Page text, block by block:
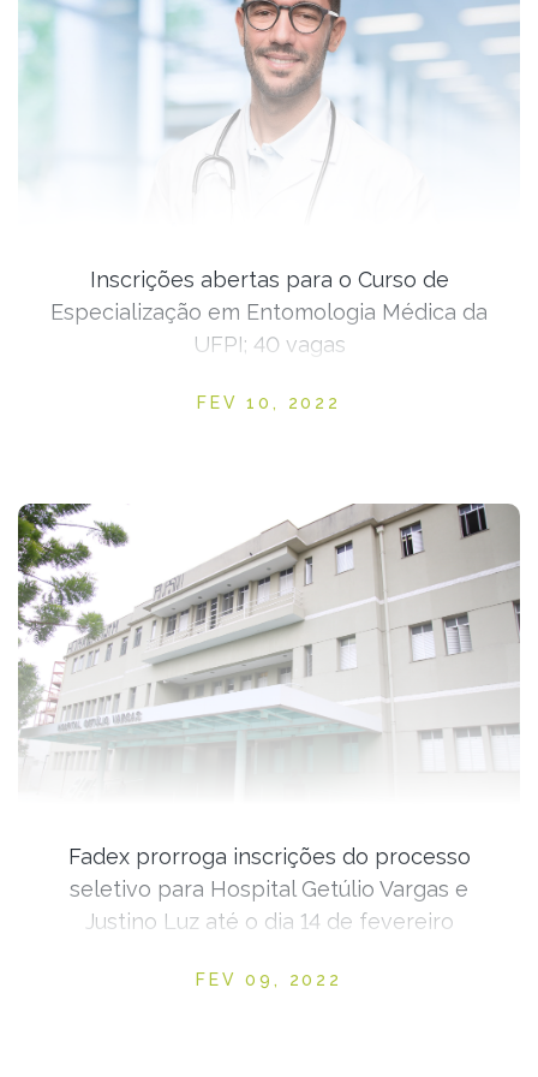
Inscrições abertas para o Curso de
Especialização em Entomologia Médica da
UFPI; 40 vagas
Posted on
FEV 10, 2022
Fadex prorroga inscrições do processo
seletivo para Hospital Getúlio Vargas e
Justino Luz até o dia 14 de fevereiro
Posted on
FEV 09, 2022